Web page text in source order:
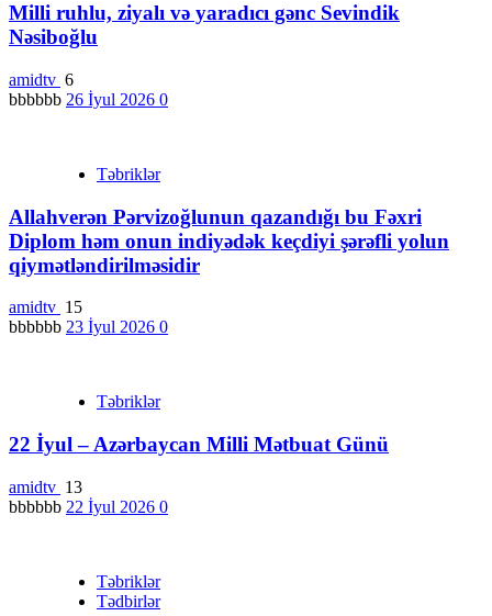
Milli ruhlu, ziyalı və yaradıcı gənc Sevindik
Nəsiboğlu
amidtv 6
bbbbbb 26 İyul 2026 0
Təbriklər
Allahverən Pərvizoğlunun qazandığı bu Fəxri
Diplom həm onun indiyədək keçdiyi şərəfli yolun
qiymətləndirilməsidir
amidtv 15
bbbbbb 23 İyul 2026 0
Təbriklər
22 İyul – Azərbaycan Milli Mətbuat Günü
amidtv 13
bbbbbb 22 İyul 2026 0
Təbriklər
Tədbirlər